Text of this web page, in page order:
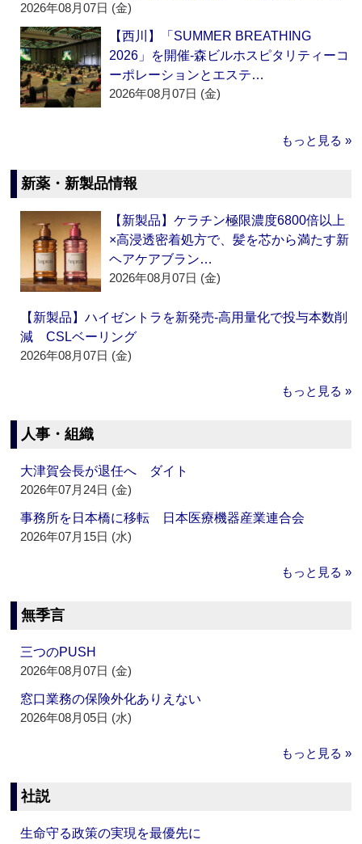
2026年08月07日 (金)
【西川】「SUMMER BREATHING
2026」を開催‐森ビルホスピタリティーコ
ーポレーションとエステ…
2026年08月07日 (金)
もっと見る »
新薬・新製品情報
【新製品】ケラチン極限濃度6800倍以上
×高浸透密着処方で、髪を芯から満たす新
ヘアケアブラン…
2026年08月07日 (金)
【新製品】ハイゼントラを新発売‐高用量化で投与本数削
減 CSLベーリング
2026年08月07日 (金)
もっと見る »
人事・組織
大津賀会長が退任へ ダイト
2026年07月24日 (金)
事務所を日本橋に移転 日本医療機器産業連合会
2026年07月15日 (水)
もっと見る »
無季言
三つのPUSH
2026年08月07日 (金)
窓口業務の保険外化ありえない
2026年08月05日 (水)
もっと見る »
社説
生命守る政策の実現を最優先に